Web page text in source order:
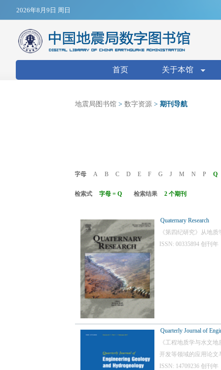
2026年8月9日 周日
搜索表单
首页 关于本馆
地震局图书馆 > 数字资源 > 期刊导航
字母 A B C D E F G J M N P Q
检索式 字母 = Q 检索结果 2 个期刊
Quaternary Research
《第四纪研究》从地
ISSN: 00335894 创刊
Quarterly Journal of
《工程地质学与水文
开发等领域的应用论文
ISSN: 14709236 创刊